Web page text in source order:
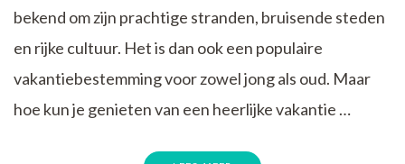
bekend om zijn prachtige stranden, bruisende steden
en rijke cultuur. Het is dan ook een populaire
vakantiebestemming voor zowel jong als oud. Maar
hoe kun je genieten van een heerlijke vakantie …